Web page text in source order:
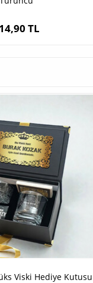
TL
Viski Hediye Kutusu